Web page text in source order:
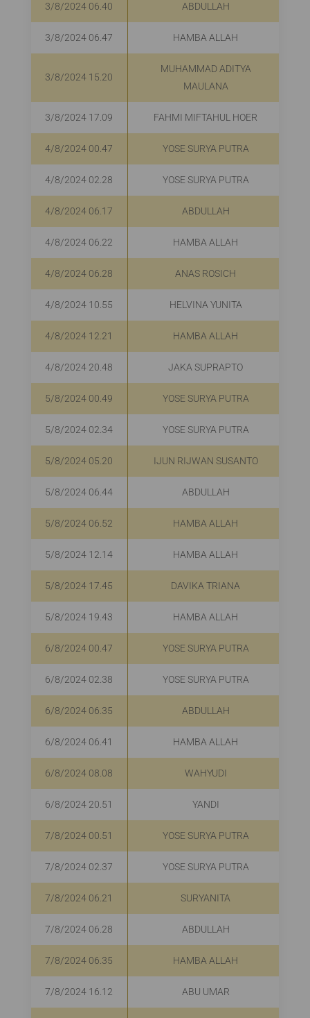
3/8/2024 06.40 ABDULLAH
3/8/2024 06.47 HAMBA ALLAH
3/8/2024 15.20
MUHAMMAD ADITYA
MAULANA
3/8/2024 17.09 FAHMI MIFTAHUL HOER
4/8/2024 00.47 YOSE SURYA PUTRA
4/8/2024 02.28 YOSE SURYA PUTRA
4/8/2024 06.17 ABDULLAH
4/8/2024 06.22 HAMBA ALLAH
4/8/2024 06.28 ANAS ROSICH
4/8/2024 10.55 HELVINA YUNITA
4/8/2024 12.21 HAMBA ALLAH
4/8/2024 20.48 JAKA SUPRAPTO
5/8/2024 00.49 YOSE SURYA PUTRA
5/8/2024 02.34 YOSE SURYA PUTRA
5/8/2024 05.20 IJUN RIJWAN SUSANTO
5/8/2024 06.44 ABDULLAH
5/8/2024 06.52 HAMBA ALLAH
5/8/2024 12.14 HAMBA ALLAH
5/8/2024 17.45 DAVIKA TRIANA
5/8/2024 19.43 HAMBA ALLAH
6/8/2024 00.47 YOSE SURYA PUTRA
6/8/2024 02.38 YOSE SURYA PUTRA
6/8/2024 06.35 ABDULLAH
6/8/2024 06.41 HAMBA ALLAH
6/8/2024 08.08 WAHYUDI
6/8/2024 20.51 YANDI
7/8/2024 00.51 YOSE SURYA PUTRA
7/8/2024 02.37 YOSE SURYA PUTRA
7/8/2024 06.21 SURYANITA
7/8/2024 06.28 ABDULLAH
7/8/2024 06.35 HAMBA ALLAH
7/8/2024 16.12 ABU UMAR